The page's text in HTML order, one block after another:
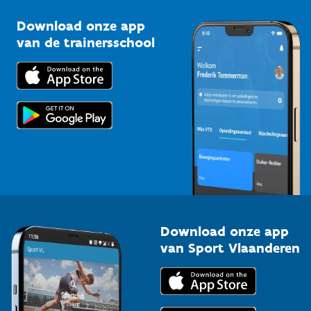
Bedrijven
Trainers en begeleiders
Topsporters
Kennisplatform
Downloads
Voor de pers
Download onze app
van de trainersschool
Download onze app
van Sport Vlaanderen